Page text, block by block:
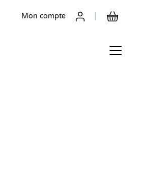
Mon compte